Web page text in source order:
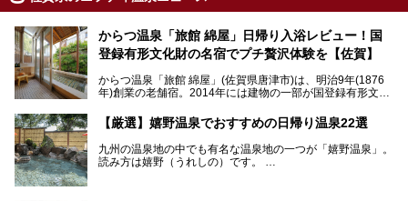
からつ温泉「旅館 綿屋」日帰り入浴レビュー！国
登録有形文化財の名宿でプチ贅沢体験を【佐賀】
からつ温泉「旅館 綿屋」(佐賀県唐津市)は、明治9年(1876
年)創業の老舗宿。2014年には建物の一部が国登録有形文化
しかし良質の自家源泉を所有し、日帰り入浴が可能な点はあ
まり知られていません。近寄りがたいほどの敷居の高いイメ
ージとは反して、実は温かみある接客が特徴の名宿です。
文化財のラグジュアリー名宿で、お得にプチ贅沢体験を。今
【厳選】嬉野温泉でおすすめの日帰り温泉22選
九州の温泉地の中でも有名な温泉地の一つが「嬉野温泉」。
読み方は嬉野（うれしの）です。